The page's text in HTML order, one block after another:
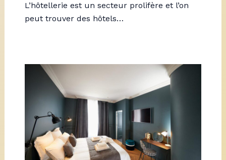
L’hôtellerie est un secteur prolifère et l’on
peut trouver des hôtels…